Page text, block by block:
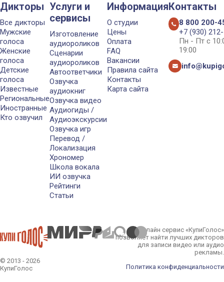
Дикторы
Все дикторы
Мужские
голоса
Женские
голоса
Детские
голоса
Известные
Региональные
Иностранные
Кто озвучил
Услуги и
сервисы
Изготовление
аудиороликов
Сценарии
аудиороликов
Автоответчики
Озвучка
аудиокниг
Озвучка видео
Аудиогиды /
Аудиоэкскурсии
Озвучка игр
Перевод /
Локализация
Хрономер
Школа вокала
ИИ озвучка
Рейтинги
Статьи
Информация
О студии
Цены
Оплата
FAQ
Вакансии
Правила сайта
Контакты
Карта сайта
Контакты
8 800 200-
+7 (930)
Пн - Пт с
19:00
© 2013 - 2026
КупиГолос
Онлайн сервис «КупиГолос»
позволяет найти лучших дикторов
для записи видео или аудио
рекламы.
Политика конфиденциальности